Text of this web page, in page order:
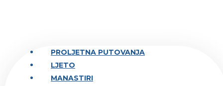
PROLJETNA PUTOVANJA
LJETO
MANASTIRI